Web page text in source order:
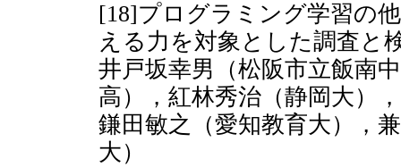
[18]プログラミング学習の
える力を対象とした調査と
井戸坂幸男（松阪市立飯南
高），紅林秀治（静岡大），
鎌田敏之（愛知教育大）
大）